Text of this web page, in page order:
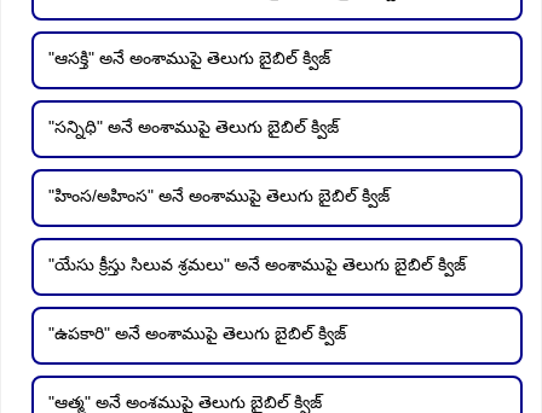
"ఆసక్తి" అనే అంశాముపై తెలుగు బైబిల్ క్విజ్
"సన్నిధి" అనే అంశాముపై తెలుగు బైబిల్ క్విజ్
"హింస/అహింస" అనే అంశాముపై తెలుగు బైబిల్ క్విజ్
"యేసు క్రీస్తు సిలువ శ్రమలు" అనే అంశాముపై తెలుగు బైబిల్ క్విజ్
"ఉపకారి" అనే అంశాముపై తెలుగు బైబిల్ క్విజ్
"ఆత్మ" అనే అంశముపై తెలుగు బైబిల్ క్విజ్